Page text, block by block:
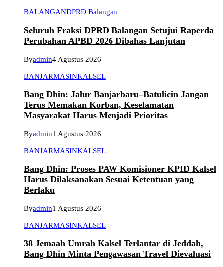
BALANGANDPRD Balangan
Seluruh Fraksi DPRD Balangan Setujui Raperda
Perubahan APBD 2026 Dibahas Lanjutan
Byadmin4 Agustus 2026
BANJARMASINKALSEL
Bang Dhin: Jalur Banjarbaru–Batulicin Jangan
Terus Memakan Korban, Keselamatan
Masyarakat Harus Menjadi Prioritas
Byadmin1 Agustus 2026
BANJARMASINKALSEL
Bang Dhin: Proses PAW Komisioner KPID Kalsel
Harus Dilaksanakan Sesuai Ketentuan yang
Berlaku
Byadmin1 Agustus 2026
BANJARMASINKALSEL
38 Jemaah Umrah Kalsel Terlantar di Jeddah,
Bang Dhin Minta Pengawasan Travel Dievaluasi